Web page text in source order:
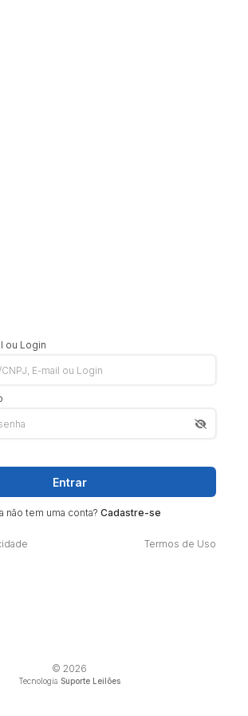
ou Login
Entrar
não tem uma conta? Cadastre-se
Termos de Uso
© 2026
Tecnologia Suporte Leilões